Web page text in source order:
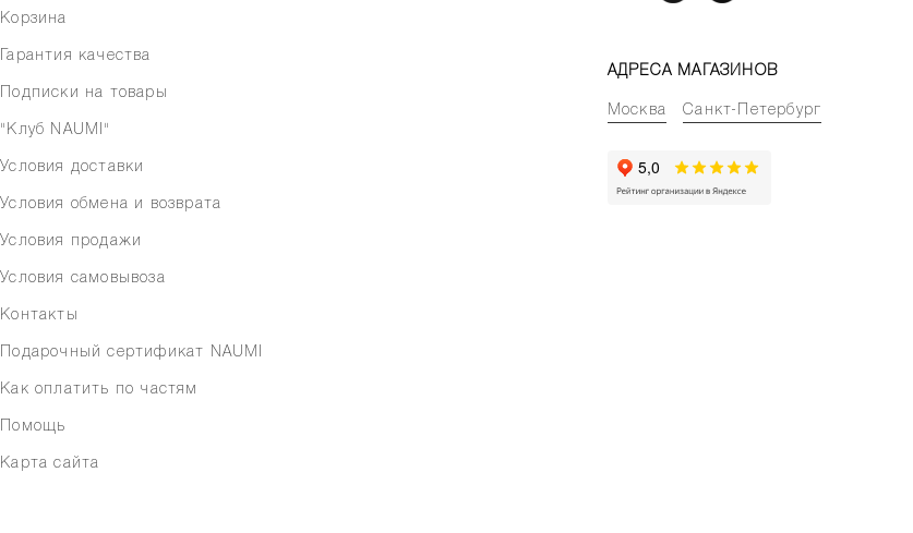
Корзина
Гарантия качества
Подписки на товары
"Клуб NAUMI"
Условия доставки
Условия обмена и возврата
Условия продажи
Условия самовывоза
Контакты
Подарочный сертификат NAUMI
Как оплатить по частям
Помощь
Карта сайта
АДРЕСА МАГАЗИНОВ
Москва Санкт-Петербург